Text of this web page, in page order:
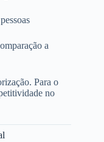
a
Para o
no